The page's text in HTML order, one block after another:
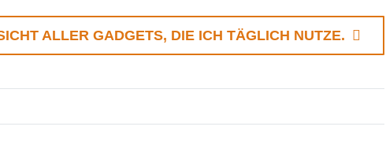
ALLER GADGETS, DIE ICH TÄGLICH NUTZE.